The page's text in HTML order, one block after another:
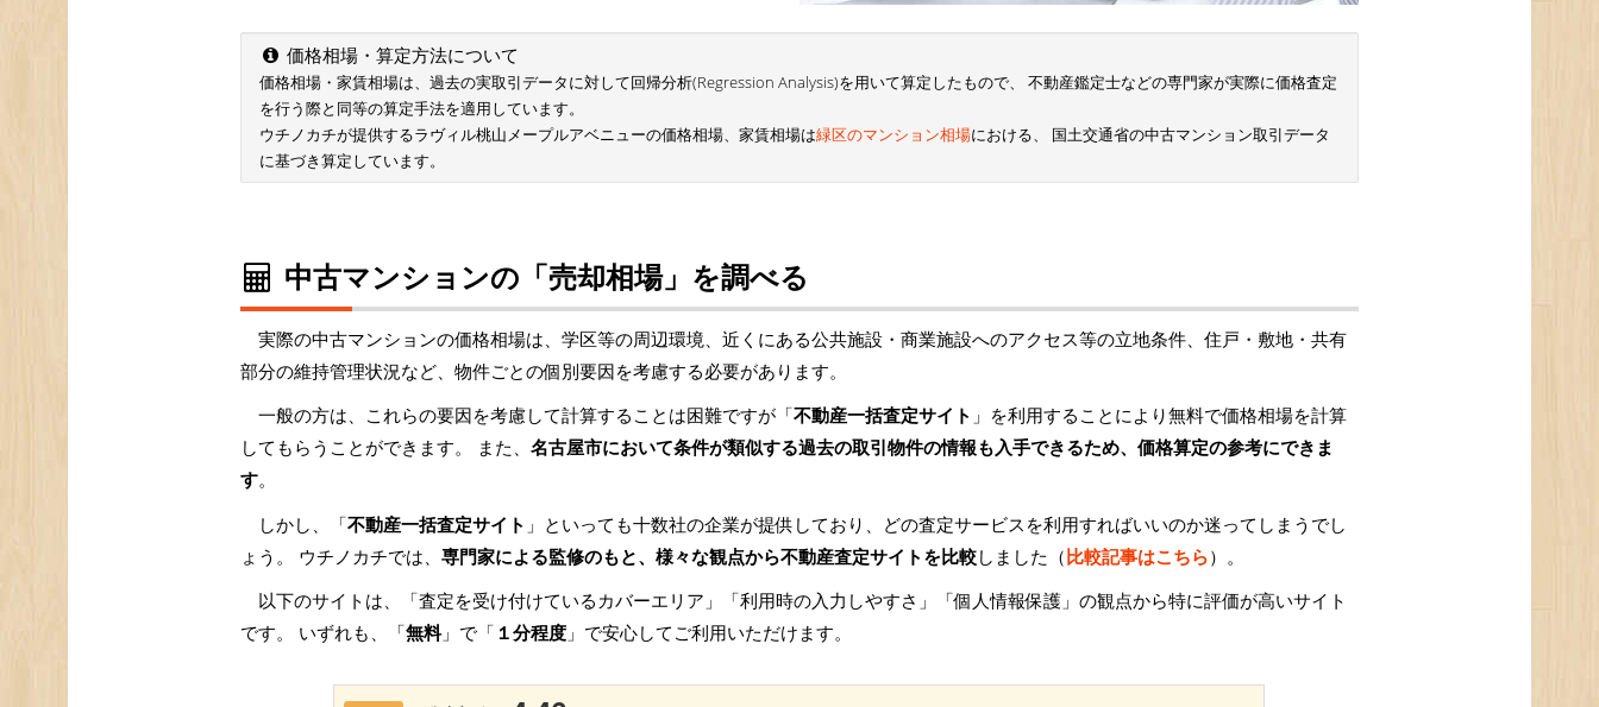
価格相場・算定方法について
価格相場・家賃相場は、過去の実取引データに対して回帰分析(Regression Analysis)を用いて算定したもので、 不動産鑑定士などの専門家が実際に価格査定
を行う際と同等の算定手法を適用しています。
ウチノカチが提供するラヴィル桃山メープルアベニューの価格相場、家賃相場は緑区のマンション相場における、 国土交通省の中古マンション取引データ
に基づき算定しています。
中古マンションの「売却相場」を調べる
実際の中古マンションの価格相場は、学区等の周辺環境、近くにある公共施設・商業施設へのアクセス等の立地条件、住戸・敷地・共有
部分の維持管理状況など、物件ごとの個別要因を考慮する必要があります。
一般の方は、これらの要因を考慮して計算することは困難ですが「不動産一括査定サイト 」を利用することにより無料で価格相場を計算
してもらうことができます。 また、 名古屋市において条件が類似する過去の取引物件の情報も入手できるため、価格算定の参考にできま
す。
しかし、「不動産一括査定サイト 」といっても十数社の企業が提供しており、どの査定サービスを利用すればいいのか迷ってしまうでし
ょう。 ウチノカチでは、 専門家による監修のもと、様々な観点から不動産査定サイトを比較しました（比較記事はこちら）。
以下のサイトは、「査定を受け付けているカバーエリア」「利用時の入力しやすさ」「個人情報保護」の観点から特に評価が高いサイト
です。 いずれも、「無料」で「 １分程度 」で安心してご利用いただけます。